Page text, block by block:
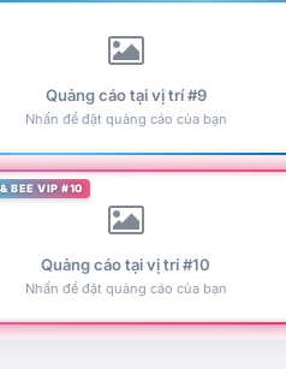
Quảng cáo tại vị trí #9
Nhấn để đặt quảng cáo của bạn
BEE VIP #10
Quảng cáo tại vị trí #10
Nhấn để đặt quảng cáo của bạn